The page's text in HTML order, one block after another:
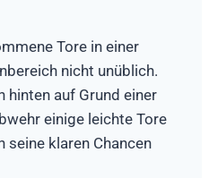
Tore in einer
nicht unüblich.
hinten auf Grund einer
einige leichte Tore
seine klaren Chancen